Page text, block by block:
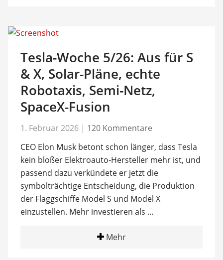
Tesla-Woche 5/26: Aus für S
& X, Solar-Pläne, echte
Robotaxis, Semi-Netz,
SpaceX-Fusion
1. Februar 2026 | 120 Kommentare
CEO Elon Musk betont schon länger, dass Tesla
kein bloßer Elektroauto-Hersteller mehr ist, und
passend dazu verkündete er jetzt die
symbolträchtige Entscheidung, die Produktion
der Flaggschiffe Model S und Model X
einzustellen. Mehr investieren als …
Mehr